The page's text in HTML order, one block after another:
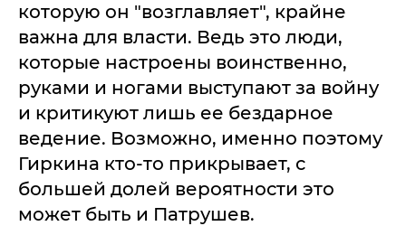
которую он "возглавляет", крайне
важна для власти. Ведь это люди,
которые настроены воинственно,
руками и ногами выступают за войну
и критикуют лишь ее бездарное
ведение. Возможно, именно поэтому
Гиркина кто-то прикрывает, с
большей долей вероятности это
может быть и Патрушев.